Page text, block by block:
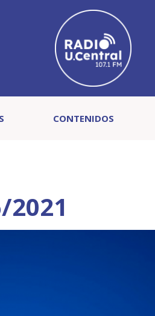
CONTENIDOS